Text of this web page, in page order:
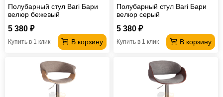
Полубарный стул Bari Бари
велюр бежевый
5 380 ₽
В корзину
Купить в 1 клик
Полубарный стул Bari Бари
велюр серый
5 380 ₽
В корзину
Купить в 1 клик